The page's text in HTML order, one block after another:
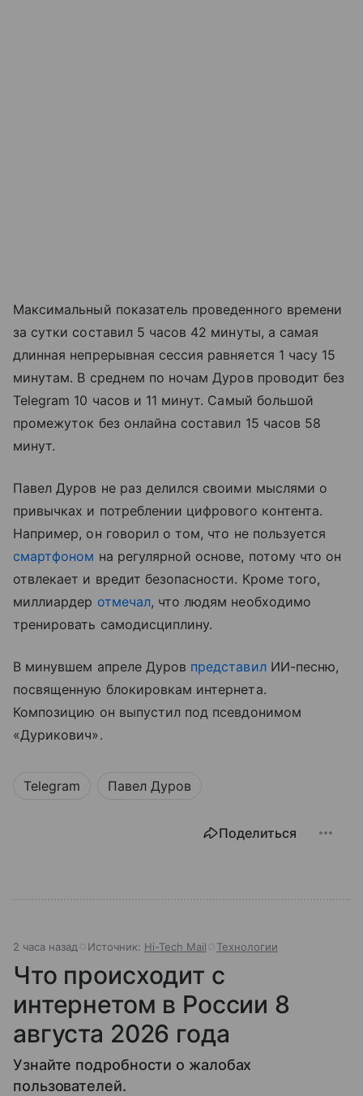
Максимальный показатель проведенного времени
за сутки составил 5 часов 42 минуты, а самая
длинная непрерывная сессия равняется 1 часу 15
минутам. В среднем по ночам Дуров проводит без
Telegram 10 часов и 11 минут. Самый большой
промежуток без онлайна составил 15 часов 58
минут.
Павел Дуров не раз делился своими мыслями о
привычках и потреблении цифрового контента.
Например, он говорил о том, что не пользуется
смартфоном на регулярной основе, потому что он
отвлекает и вредит безопасности. Кроме того,
миллиардер отмечал, что людям необходимо
тренировать самодисциплину.
В минувшем апреле Дуров представилИИ-песню,
посвященную блокировкам интернета.
Композицию он выпустил под псевдонимом
«Дурикович».
Telegram Павел Дуров
Поделиться
2 часа назад Источник: Hi-Tech Mail Технологии
Что происходит с
интернетом в России 8
августа 2026 года
Узнайте подробности о жалобах
пользователей.